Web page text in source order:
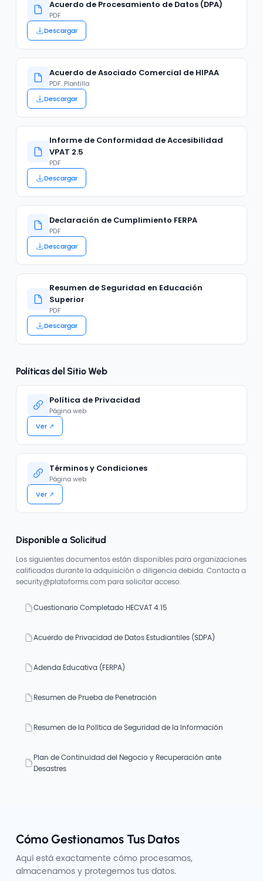
Acuerdo de Procesamiento de Datos (DPA)
PDF
Descargar
Acuerdo de Asociado Comercial de HIPAA
PDF. Plantilla
Descargar
Informe de Conformidad de Accesibilidad
VPAT 2.5
PDF
Descargar
Declaración de Cumplimiento FERPA
PDF
Descargar
Resumen de Seguridad en Educación
Superior
PDF
Descargar
Políticas del Sitio Web
Política de Privacidad
Página web
Ver ↗
Términos y Condiciones
Página web
Ver ↗
Disponible a Solicitud
Los siguientes documentos están disponibles para organizaciones
calificadas durante la adquisición o diligencia debida. Contacta a
security@platoforms.com para solicitar acceso.
Cuestionario Completado HECVAT 4.15
Acuerdo de Privacidad de Datos Estudiantiles (SDPA)
Adenda Educativa (FERPA)
Resumen de Prueba de Penetración
Resumen de la Política de Seguridad de la Información
Plan de Continuidad del Negocio y Recuperación ante
Desastres
Cómo Gestionamos Tus Datos
Aquí está exactamente cómo procesamos,
almacenamos y protegemos tus datos.